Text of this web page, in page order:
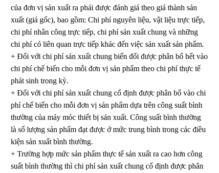
của đơn vị sản xuất ra phải được đánh giá theo giá thành sản
xuất (giá gốc), bao gồm: Chi phí nguyên liệu, vật liệu trực tiếp,
chi phí nhân công trực tiếp, chi phí sản xuất chung và những
chi phí có liên quan trực tiếp khác đến việc sản xuất sản phẩm.
+ Đối với chi phí sản xuất chung biến đổi được phân bổ hết vào
chi phí chế biến cho mỗi đơn vị sản phẩm theo chi phí thực tế
phát sinh trong kỳ.
+ Đối với chi phí sản xuất chung cố định được phân bổ vào chi
phí chế biến cho mỗi đơn vị sản phẩm dựa trên công suất bình
thường của máy móc thiết bị sản xuất. Công suất bình thường
là số lượng sản phẩm đạt được ở mức trung bình trong các điều
kiện sản xuất bình thường.
+ Trường hợp mức sản phẩm thực tế sản xuất ra cao hơn công
suất bình thường thì chi phí sản xuất chung cố định được phân